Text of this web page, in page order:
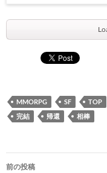
MMORPG SF TOP
完結
帰還 相棒
投
前の投稿